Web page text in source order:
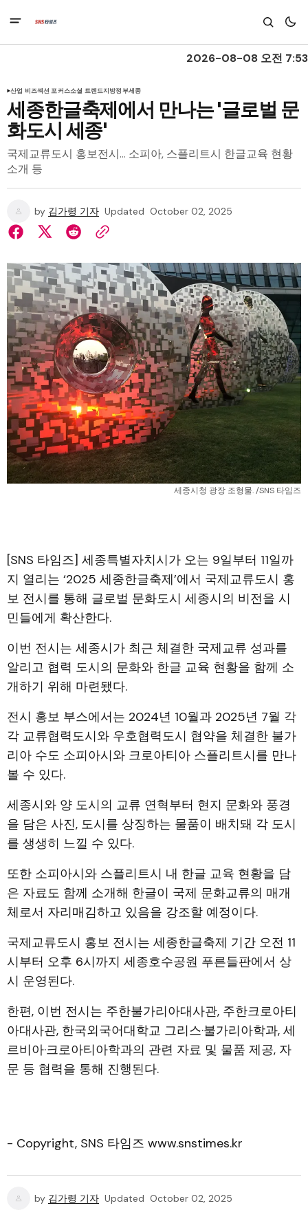
2026-08-08 오전 7:53
산업 비즈섹션 포커스소셜 트렌드지방정부세종
세종한글축제에서 만나는 '글로벌 문
화도시 세종'
국제교류도시 홍보전시… 소피아, 스플리트시 한글교육 현황
소개 등
by 김가령 기자 Updated October 02, 2025
세종시청 광장 조형물. /SNS 타임즈
[SNS 타임즈] 세종특별자치시가 오는 9일부터 11일까
지 열리는 ‘2025 세종한글축제’에서 국제교류도시 홍
보 전시를 통해 글로벌 문화도시 세종시의 비전을 시
민들에게 확산한다.
이번 전시는 세종시가 최근 체결한 국제교류 성과를
알리고 협력 도시의 문화와 한글 교육 현황을 함께 소
개하기 위해 마련됐다.
전시 홍보 부스에서는 2024년 10월과 2025년 7월 각
각 교류협력도시와 우호협력도시 협약을 체결한 불가
리아 수도 소피아시와 크로아티아 스플리트시를 만나
볼 수 있다.
세종시와 양 도시의 교류 연혁부터 현지 문화와 풍경
을 담은 사진, 도시를 상징하는 물품이 배치돼 각 도시
를 생생히 느낄 수 있다.
또한 소피아시와 스플리트시 내 한글 교육 현황을 담
은 자료도 함께 소개해 한글이 국제 문화교류의 매개
체로서 자리매김하고 있음을 강조할 예정이다.
국제교류도시 홍보 전시는 세종한글축제 기간 오전 11
시부터 오후 6시까지 세종호수공원 푸른들판에서 상
시 운영된다.
한편, 이번 전시는 주한불가리아대사관, 주한크로아티
아대사관, 한국외국어대학교 그리스·불가리아학과, 세
르비아·크로아티아학과의 관련 자료 및 물품 제공, 자
문 등 협력을 통해 진행된다.
- Copyright, SNS 타임즈 www.snstimes.kr
by 김가령 기자 Updated October 02, 2025